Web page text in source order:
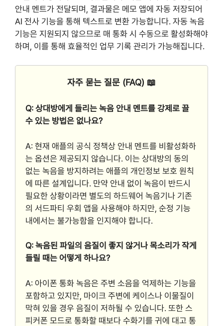
안내 멘트가 전달되며, 결과물은 메모 앱에 자동 저장되어
AI 전사 기능을 통해 텍스트로 변환 가능합니다. 자동 녹음
기능은 지원되지 않으므로 매 통화 시 수동으로 활성화해야
하며, 이를 통해 효율적인 업무 기록 관리가 가능해집니다.
자주 묻는 질문 (FAQ) 📖
Q: 상대방에게 들리는 녹음 안내 멘트를 강제로 끌
수 있는 방법은 없나요?
A: 현재 애플의 공식 정책상 안내 멘트를 비활성화하
는 옵션은 제공되지 않습니다. 이는 상대방의 동의
없는 녹음을 방지하려는 애플의 개인정보 보호 원칙
에 따른 설계입니다. 만약 안내 없이 녹음이 반드시
필요한 상황이라면 별도의 하드웨어 녹음기나 기존
의 서드파티 우회 앱을 사용해야 하지만, 순정 기능
내에서는 불가능함을 인지해야 합니다.
Q: 녹음된 파일의 음질이 좋지 않거나 목소리가 작게
들릴 때는 어떻게 하나요?
A: 아이폰 통화 녹음은 주변 소음을 억제하는 기능을
포함하고 있지만, 마이크 주변에 케이스나 이물질이
막혀 있을 경우 음질이 저하될 수 있습니다. 또한 스
피커폰 모드로 통화할 때보다 수화기를 귀에 대고 통